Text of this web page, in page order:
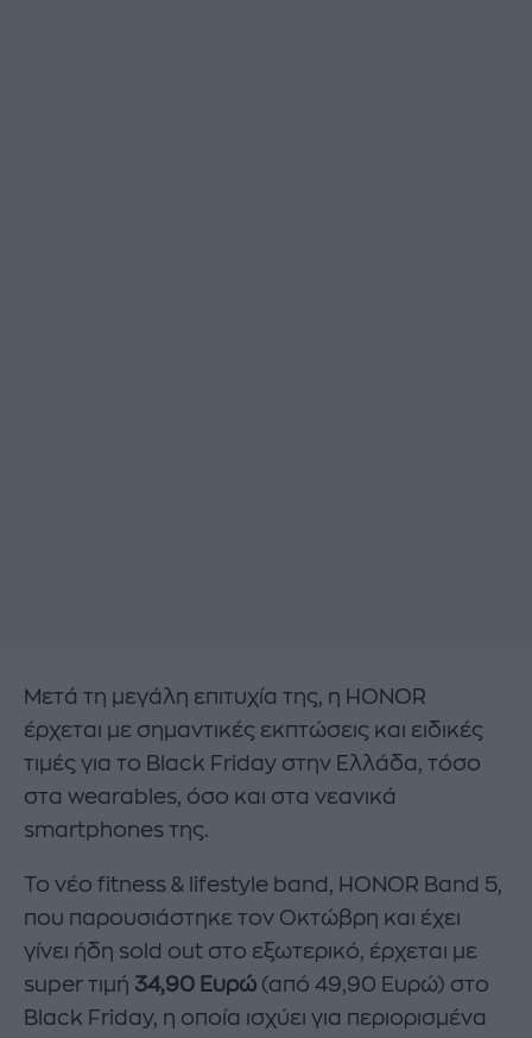
Μετά τη μεγάλη επιτυχία της, η HONOR
έρχεται με σημαντικές εκπτώσεις και ειδικές
τιμές για το Black Friday στην Ελλάδα, τόσο
στα wearables, όσο και στα νεανικά
smartphones της.
Το νέο fitness & lifestyle band, HONOR Band 5,
που παρουσιάστηκε τον Οκτώβρη και έχει
γίνει ήδη sold out στο εξωτερικό, έρχεται με
super τιμή 34,90 Ευρώ (από 49,90 Ευρώ) στο
Black Friday, η οποία ισχύει για περιορισμένα